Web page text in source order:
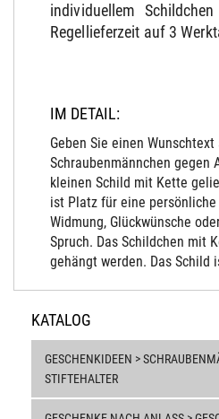
individuellem
Regellieferzeit auf 3
IM DETAIL:
Geben Sie einen
Schraubenmännchen gegen
kleinen Schild mit Kette
ist Platz für eine
Widmung, Glückwünsche
Spruch. Das Schildchen mit
gehängt werden. Das Schild
KATALOG
GESCHENKIDEEN >
STIFTEHALTER